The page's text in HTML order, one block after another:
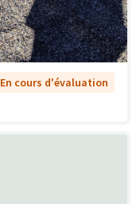
En cours d'évaluation